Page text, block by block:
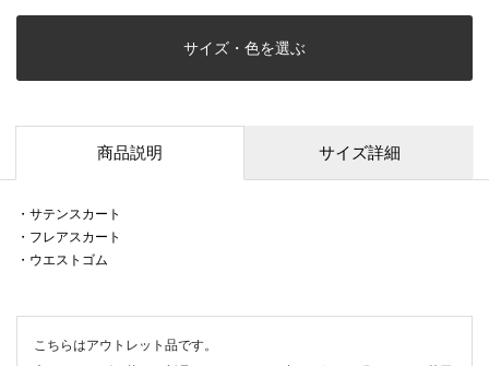
サイズ・色を選ぶ
商品説明 サイズ詳細
・サテンスカート
・フレアスカート
・ウエストゴム
こちらはアウトレット品です。